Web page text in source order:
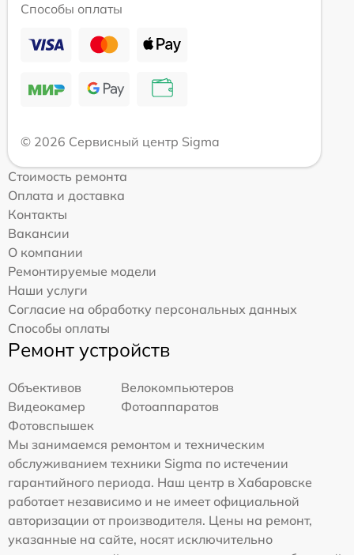
Способы оплаты
© 2026 Сервисный центр Sigma
Стоимость ремонта
Оплата и доставка
Контакты
Вакансии
О компании
Ремонтируемые модели
Наши услуги
Согласие на обработку персональных данных
Способы оплаты
Ремонт устройств
Объективов
Велокомпьютеров
Видеокамер
Фотоаппаратов
Фотовспышек
Мы занимаемся ремонтом и техническим
обслуживанием техники Sigma по истечении
гарантийного периода. Наш центр в Хабаровске
работает независимо и не имеет официальной
авторизации от производителя. Цены на ремонт,
указанные на сайте, носят исключительно